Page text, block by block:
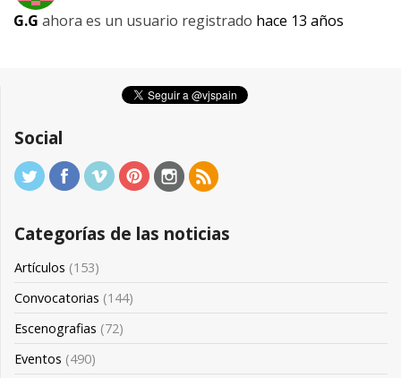
G.G ahora es un usuario registrado hace 13 años
Social
Categorías de las noticias
Artículos (153)
Convocatorias (144)
Escenografias (72)
Eventos (490)